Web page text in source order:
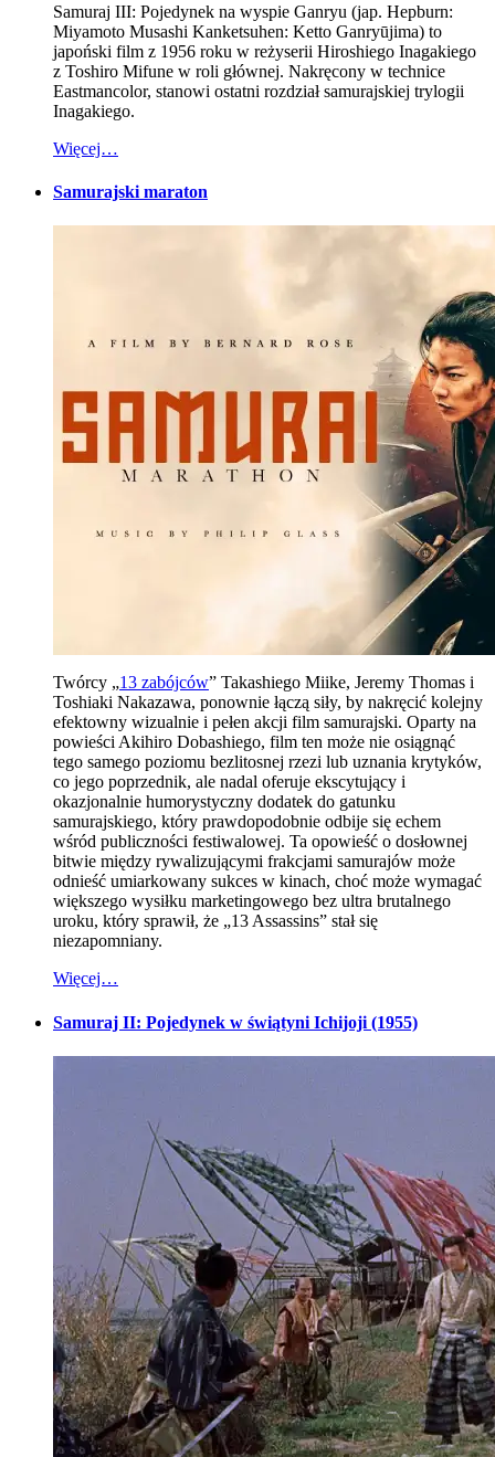
Samuraj III: Pojedynek na wyspie Ganryu (jap. Hepburn:
Miyamoto Musashi Kanketsuhen: Ketto Ganryūjima) to
japoński film z 1956 roku w reżyserii Hiroshiego Inagakiego
z Toshiro Mifune w roli głównej. Nakręcony w technice
Eastmancolor, stanowi ostatni rozdział samurajskiej trylogii
Inagakiego.
Więcej…
Samurajski maraton
Twórcy „13 zabójców” Takashiego Miike, Jeremy Thomas i
Toshiaki Nakazawa, ponownie łączą siły, by nakręcić kolejny
efektowny wizualnie i pełen akcji film samurajski. Oparty na
powieści Akihiro Dobashiego, film ten może nie osiągnąć
tego samego poziomu bezlitosnej rzezi lub uznania krytyków,
co jego poprzednik, ale nadal oferuje ekscytujący i
okazjonalnie humorystyczny dodatek do gatunku
samurajskiego, który prawdopodobnie odbije się echem
wśród publiczności festiwalowej. Ta opowieść o dosłownej
bitwie między rywalizującymi frakcjami samurajów może
odnieść umiarkowany sukces w kinach, choć może wymagać
większego wysiłku marketingowego bez ultra brutalnego
uroku, który sprawił, że „13 Assassins” stał się
niezapomniany.
Więcej…
Samuraj II: Pojedynek w świątyni Ichijoji (1955)